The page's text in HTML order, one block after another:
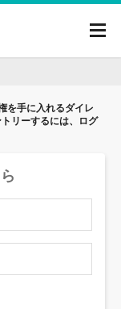
を手に入れるダイレ
リーするには、ログ